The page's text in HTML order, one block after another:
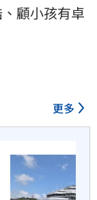
顧小孩有卓
更多